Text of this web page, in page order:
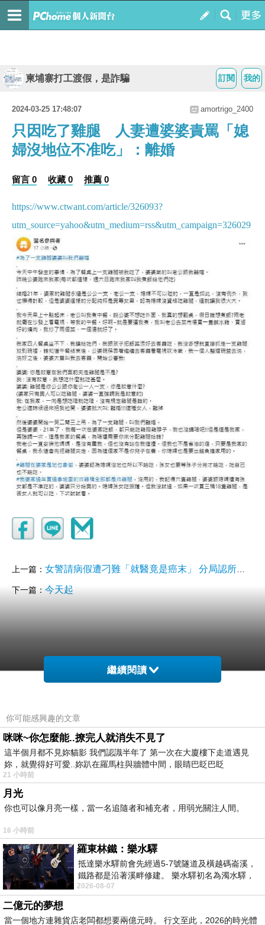
我的
訂閱
柬埔寨打工渡假，是詐騙
2024-03-25 17:48:07 amortrigo_2400
只因吃了雞腿 人妻遭婆婆責罵「媳
婦沒地位不准吃」：離婚
留言 0 收藏 0 推薦 0
https://www.ctwant.com/article/326093?
utm_source=yahoo&utm_medium=rss&utm_campaign=326029
上一篇： 女警請病假遭刁難「就醫竟是癌末」 分局認所長無同理心：已告誡
下一篇： 今天起
繼續閱讀
你可能感興趣的文章
咪咪~你怎麼能..撩完人就消失不見了
這半個月都不見妳貓影 我們認識半年了 第一次在大廈樓下走道遇見
妳，就覺得好可愛..妳趴在羅馬柱與牆體中間，眼睛巴眨巴眨
21 小時前
月光
你也可以像月亮一樣，當一名追隨者和補充者，用弱光關注人間。
16 小時前
羅東林鐵：樂水驛
抵達樂水驛前會先經過5-7號隧道及橫越碼崙溪，
鐵路都是沿著溪畔修建。 樂水驛初名為濁水驛，
但因與臺鐵集集線車站同名，於1953
2026-08-07
二億元的夢想
當一個地方連雜貨店老闆都想要兩億元時。 行文至此，2026的時光體